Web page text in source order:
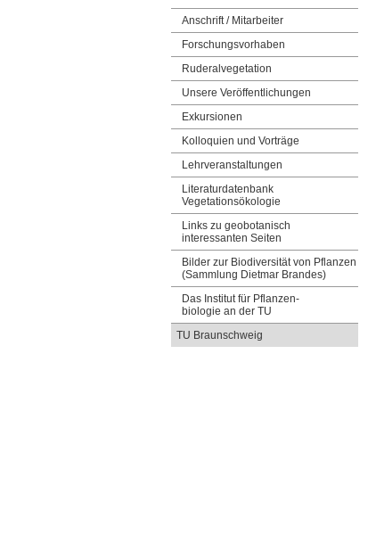
Anschrift / Mitarbeiter
Forschungsvorhaben
Ruderalvegetation
Unsere Veröffentlichungen
Exkursionen
Kolloquien und Vorträge
Lehrveranstaltungen
Literaturdatenbank
Vegetationsökologie
Links zu geobotanisch
interessanten Seiten
Bilder zur Biodiversität von Pflanzen
(Sammlung Dietmar Brandes)
Das Institut für Pflanzen-
biologie an der TU
TU Braunschweig